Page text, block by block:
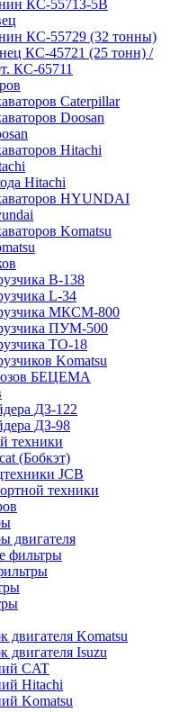
КС-55713-5В
КС-55729 (32 тонны)
КС-45721 (25 тонн) /
КС-65711
Caterpillar
Doosan
Hitachi
Hitachi
HYUNDAI
Komatsu
B-138
L-34
МКСМ-800
ПУМ-500
ТО-18
Komatsu
БЕЦЕМА
ДЗ-122
ДЗ-98
техники
(Бобкэт)
JCB
техники
двигателя
фильтры
двигателя Komatsu
двигателя Isuzu
CAT
Hitachi
Komatsu